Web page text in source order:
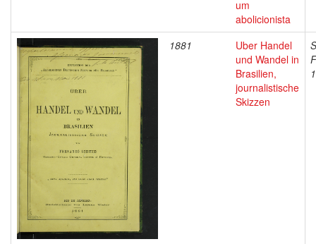
um
abolicionista
1881
Uber Handel
und Wandel in
Brasilien,
journalistische
Skizzen